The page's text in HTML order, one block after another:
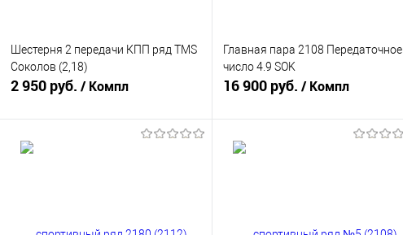
Шестерня 2 передачи КПП ряд TMS
Cоколов (2,18)
2 950 руб. / Компл
Главная пара 2108 Передаточное
число 4.9 SOK
16 900 руб. / Компл